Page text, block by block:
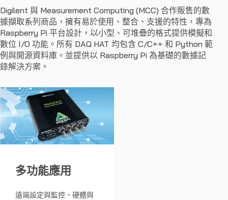
Digilent 與 Measurement Computing (MCC) 合作販售的數
據擷取系列商品，擁有易於使用、整合、支援的特性，專為
Raspberry Pi 平台設計，以小型、可堆疊的格式提供模擬和
數位 I/O 功能。所有 DAQ HAT 均包含 C/C++ 和 Python 範
例與開源資料庫。並提供以 Raspberry Pi 為基礎的數據記
錄解決方案。
多功能應用
遠端設定與監控、硬體與